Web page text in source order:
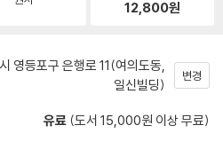
12,800원
영등포구 은행로 11(여의도동,
일신빌딩)
변경
유료 (도서 15,000원 이상 무료)